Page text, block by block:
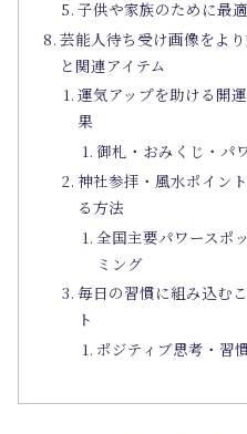
子供や家族のために最
芸能人待ち受け画像をよ
と関連アイテム
運気アップを助ける開
果
御札・おみくじ・パ
神社参拝・風水ポイン
る方法
全国主要パワースポ
ミング
毎日の習慣に組み込む
ト
ポジティブ思考・習